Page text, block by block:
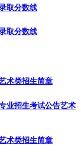
取分数线
取分数线
术类招生简章
业招生考试公告艺术
术类招生简章